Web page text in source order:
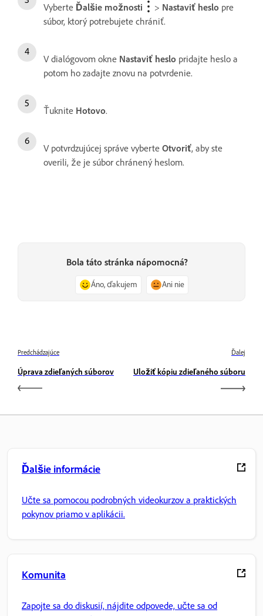
Vyberte Ďalšie možnosti > Nastaviť heslo pre
súbor, ktorý potrebujete chrániť.
V dialógovom okne Nastaviť heslo pridajte heslo a
potom ho zadajte znovu na potvrdenie.
Ťuknite Hotovo.
V potvrdzujúcej správe vyberte Otvoriť, aby ste
overili, že je súbor chránený heslom.
Bola táto stránka nápomocná?
Áno, ďakujem Ani nie
Predchádzajúce
Úprava zdieľaných súborov
Ďalej
Uložiť kópiu zdieľaného súboru
Ďalšie informácie
Učte sa pomocou podrobných videokurzov a praktických
pokynov priamo v aplikácii.
Komunita
Zapojte sa do diskusií, nájdite odpovede, učte sa od